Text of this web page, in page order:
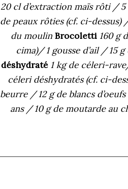
20 cl d’extraction maïs rôti /
de peaux rôties (cf. ci-
du moulin Brocoletti 160 g
cima)/1 gousse d’ail /15
déshydraté 1 kg de céleri-
céleri déshydratés (cf. ci-
beurre /12 g de blancs
ans /10 g de moutarde au